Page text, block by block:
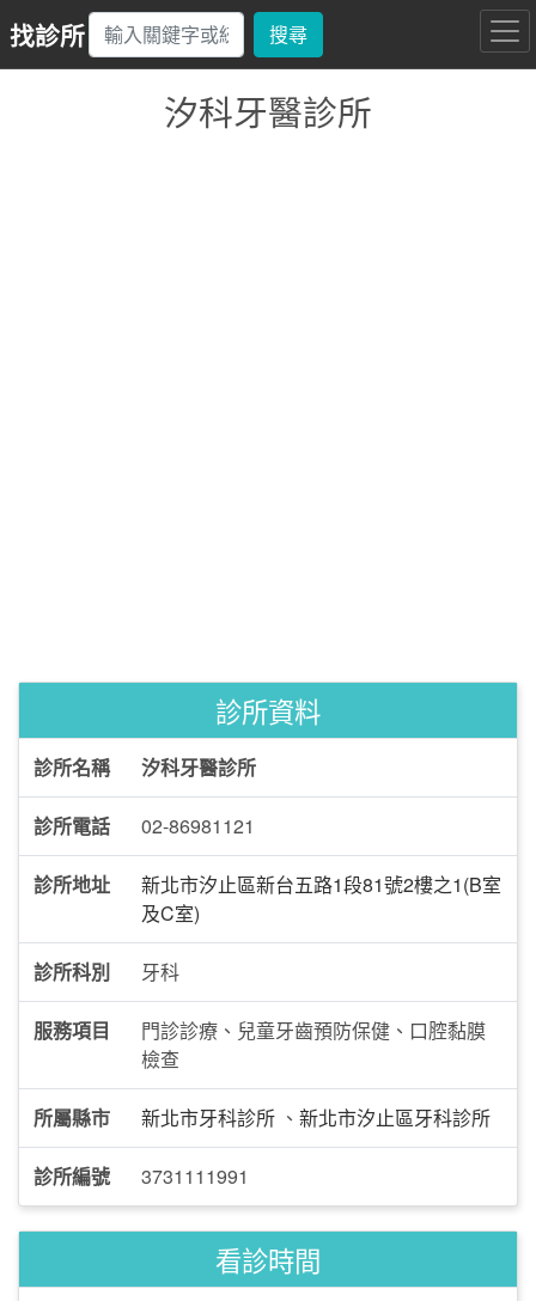
找診所 搜尋
汐科牙醫診所
診所資料
診所名稱 汐科牙醫診所
診所電話 02-86981121
診所地址
新北市汐止區新台五路1段81號2樓之1(B室
及C室)
診所科別 牙科
服務項目
門診診療、兒童牙齒預防保健、口腔黏膜
檢查
所屬縣市 新北市牙科診所 、 新北市汐止區牙科診所
診所編號 3731111991
看診時間